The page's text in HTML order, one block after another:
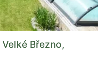
Březno,